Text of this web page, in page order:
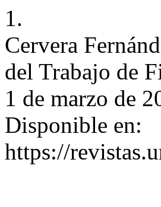
1.
Cervera
del Trabajo de
1 de marzo de
Disponible en:
https://